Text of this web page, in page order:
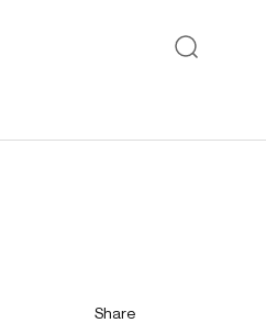
Share